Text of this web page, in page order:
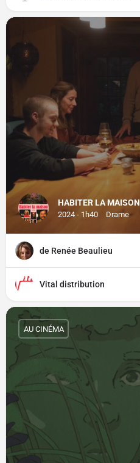
HABITER LA MAISON
2024 - 1h40 Drame
de Renée Beaulieu
Vital distribution
AU CINÉMA